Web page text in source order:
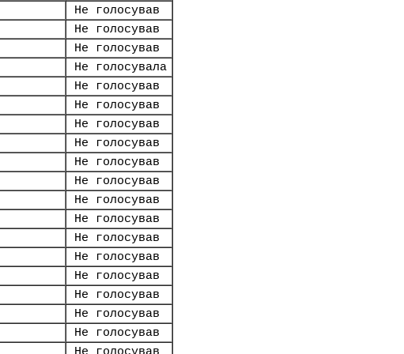
Не голосував
Не голосував
Не голосував
Не голосувала
Не голосував
Не голосував
Не голосував
Не голосував
Не голосував
Не голосував
Не голосував
Не голосував
Не голосував
Не голосував
Не голосував
Не голосував
Не голосував
Не голосував